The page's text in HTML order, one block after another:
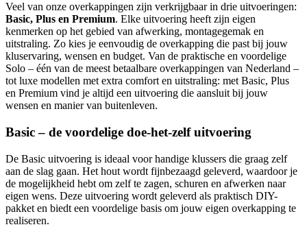
Veel van onze overkappingen zijn verkrijgbaar in drie uitvoeringen:
Basic, Plus en Premium. Elke uitvoering heeft zijn eigen
kenmerken op het gebied van afwerking, montagegemak en
uitstraling. Zo kies je eenvoudig de overkapping die past bij jouw
kluservaring, wensen en budget. Van de praktische en voordelige
Solo – één van de meest betaalbare overkappingen van Nederland –
tot luxe modellen met extra comfort en uitstraling: met Basic, Plus
en Premium vind je altijd een uitvoering die aansluit bij jouw
wensen en manier van buitenleven.
Basic – de voordelige doe-het-zelf uitvoering
De Basic uitvoering is ideaal voor handige klussers die graag zelf
aan de slag gaan. Het hout wordt fijnbezaagd geleverd, waardoor je
de mogelijkheid hebt om zelf te zagen, schuren en afwerken naar
eigen wens. Deze uitvoering wordt geleverd als praktisch DIY-
pakket en biedt een voordelige basis om jouw eigen overkapping te
realiseren.